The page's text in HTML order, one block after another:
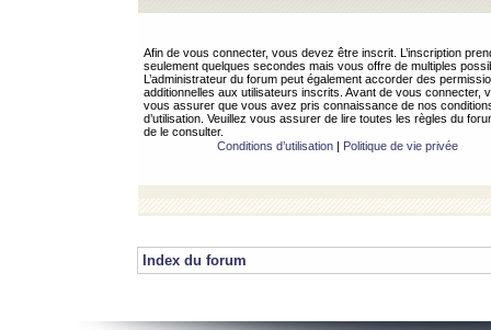
Afin de vous connecter, vous devez être inscrit. L’inscription
seulement quelques secondes mais vous offre de multiples
L’administrateur du forum peut également accorder des
additionnelles aux utilisateurs inscrits. Avant de vous connecter,
vous assurer que vous avez pris connaissance de nos
d’utilisation. Veuillez vous assurer de lire toutes les règles du
de le consulter.
Conditions d’utilisation| Politique de vie privée
Index du forum